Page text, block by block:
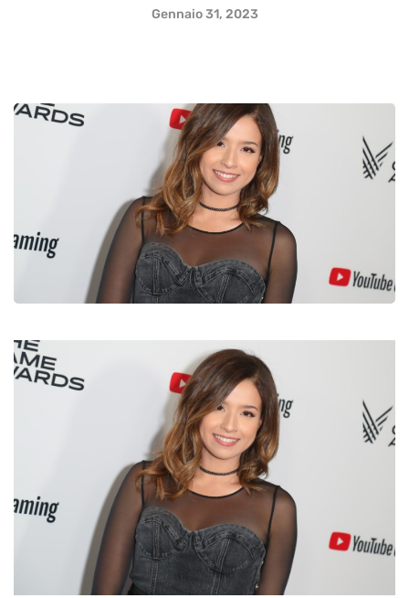
Gennaio 31, 2023